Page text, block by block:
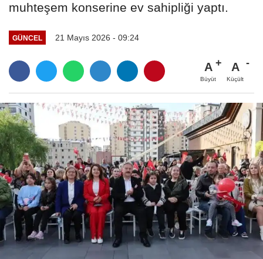
muhteşem konserine ev sahipliği yaptı.
GÜNCEL 21 Mayıs 2026 - 09:24
A
Büyüt
A
Küçült